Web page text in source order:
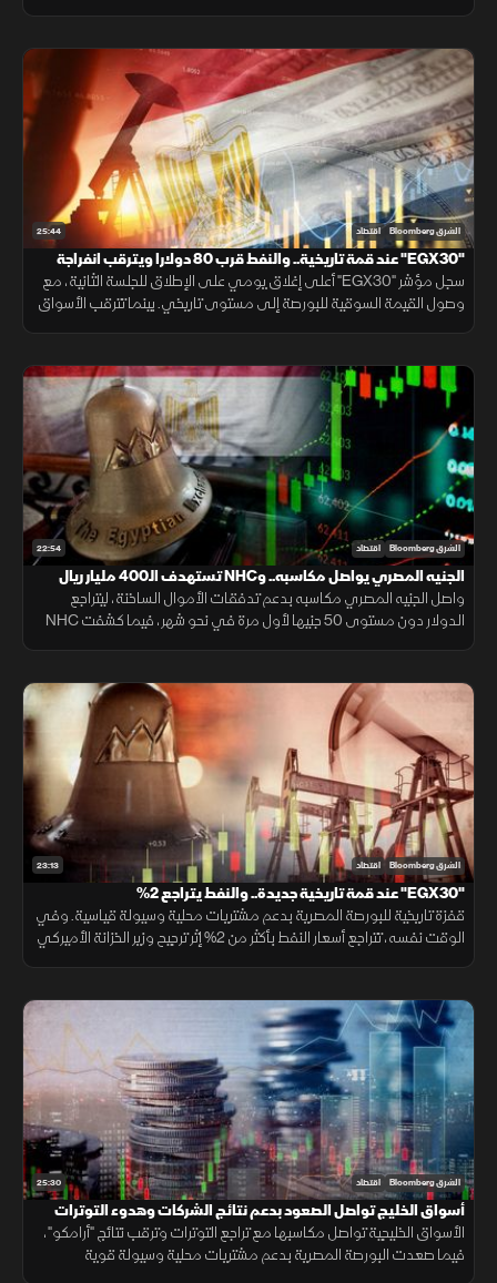
25:44 الشرق Bloomberg اقتصاد
"EGX30" عند قمة تاريخية.. والنفط قرب 80 دولارا ويترقب انفراجة
"هرمز"
سجل مؤشر "EGX30" أعلى إغلاق يومي على الإطلاق للجلسة الثانية، مع
وصول القيمة السوقية للبورصة إلى مستوى تاريخي. بينما تترقب الأسواق
22:54 الشرق Bloomberg اقتصاد
الجنيه المصري يواصل مكاسبه.. وNHC تستهدف الـ400 مليار ريال
واصل الجنيه المصري مكاسبه بدعم تدفقات الأموال الساخنة، ليتراجع
الدولار دون مستوى 50 جنيها لأول مرة في نحو شهر، فيما كشفت NHC
23:13 الشرق Bloomberg اقتصاد
"EGX30" عند قمة تاريخية جديدة.. والنفط يتراجع 2%
قفزة تاريخية للبورصة المصرية بدعم مشتريات محلية وسيولة قياسية. وفي
الوقت نفسه، تتراجع أسعار النفط بأكثر من 2% إثر ترجيح وزير الخزانة الأميركي
25:30 الشرق Bloomberg اقتصاد
أسواق الخليج تواصل الصعود بدعم نتائج الشركات وهدوء التوترات
الأسواق الخليجية تواصل مكاسبها مع تراجع التوترات وترقب نتائج "أرامكو"،
فيما صعدت البورصة المصرية بدعم مشتريات محلية وسيولة قوية